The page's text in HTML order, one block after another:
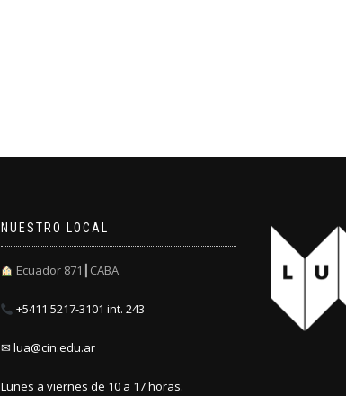
NUESTRO LOCAL
Ecuador 871┃CABA
+5411 5217-3101 int. 243
✉ lua@cin.edu.ar
Lunes a viernes de 10 a 17 horas.